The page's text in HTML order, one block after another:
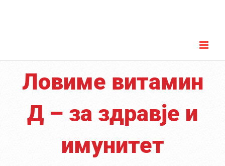
Ловиме витамин
Д – за здравје и
имунитет